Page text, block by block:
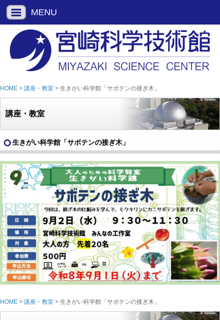
MENU
HOME > 講座・教室 > 生きがい科学館「サボテンの接ぎ木」
講座・教室
生きがい科学館「サボテンの接ぎ木」
HOME > 講座・教室 > 生きがい科学館「サボテンの接ぎ木」